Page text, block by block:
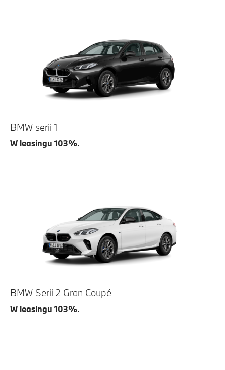
BMW serii 1
W leasingu 103%.
BMW Serii 2 Gran Coupé
W leasingu 103%.